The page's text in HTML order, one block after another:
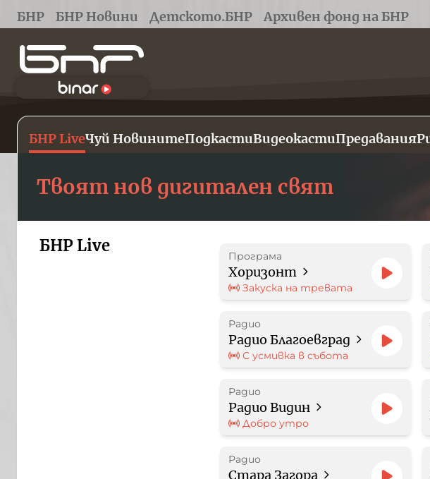
БНР БНР Новини Детското.БНР Архивен фонд на БНР
БНР LiveЧуй НовинитеПодкастиВидеокастиПредавания
Твоят нов дигитален свят
БНР Live
Програма
Хоризонт
Закуска на тревата
Радио
Радио Благоевград
С усмивка в събота
Радио
Радио Видин
Добро утро
Радио
Стара Загора